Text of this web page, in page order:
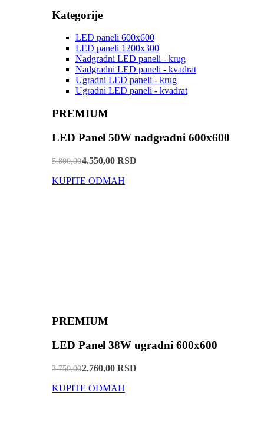
Kategorije
LED paneli 600x600
LED paneli 1200x300
Nadgradni LED paneli - krug
Nadgradni LED paneli - kvadrat
Ugradni LED paneli - krug
Ugradni LED paneli - kvadrat
PREMIUM
LED Panel 50W nadgradni 600x600
5.800,004.550,00 RSD
KUPITE ODMAH
PREMIUM
LED Panel 38W ugradni 600x600
3.750,002.760,00 RSD
KUPITE ODMAH